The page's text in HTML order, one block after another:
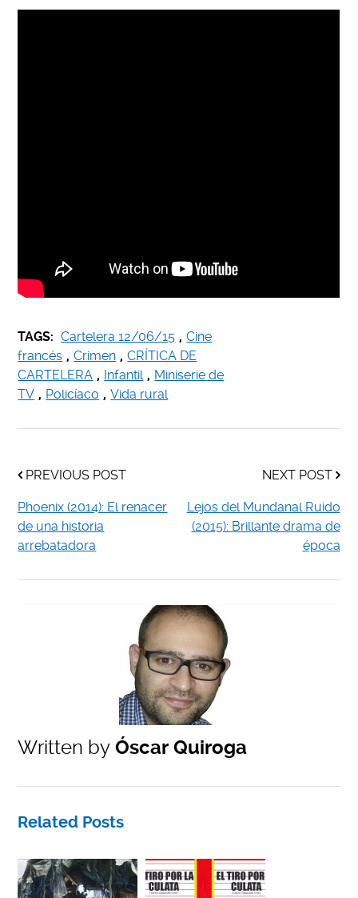
TAGS: Cartelera 12/06/15 , Cine
francés , Crimen , CRÍTICA DE
CARTELERA , Infantil , Miniserie de
TV , Policíaco , Vida rural
PREVIOUS POST
Phoenix (2014): El renacer
de una historia
arrebatadora
NEXT POST
Lejos del Mundanal Ruido
(2015): Brillante drama de
época
Written by Óscar Quiroga
Related Posts